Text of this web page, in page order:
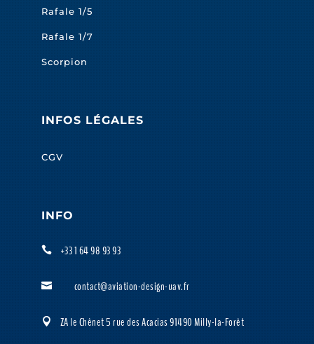
Rafale 1/5
Rafale 1/7
Scorpion
INFOS LÉGALES
CGV
INFO
 +33 1 64 98 93 93
 contact@aviation-design-uav.fr
 ZA le Chênet 5 rue des Acacias 91490 Milly-la-Forêt